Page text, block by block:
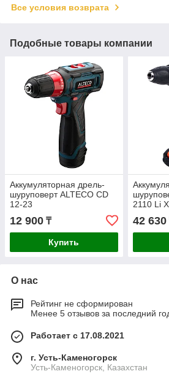
Все условия возврата
Подобные товары компании
Аккумуляторная дрель-
шуруповерт ALTECO CD
12-23
12 900 ₸
Купить
2110 Li
42 630
О нас
Рейтинг не сформирован
Менее 5 отзывов за последний
Работает с 17.08.2021
г. Усть-Каменогорск
Усть-Каменогорск, Казахстан